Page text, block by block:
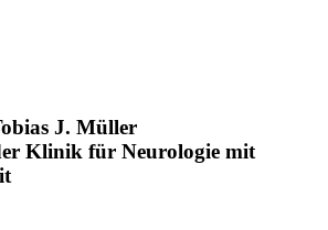
J. Müller
Klinik für Neurologie mit